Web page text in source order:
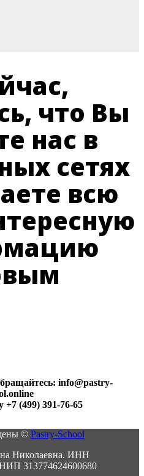
что Вы
нас в
сетях
всю
info@pastry-
+7 (499) 391-76-65
© Pаstry-School
Николаевна. ИНН
313774624600680